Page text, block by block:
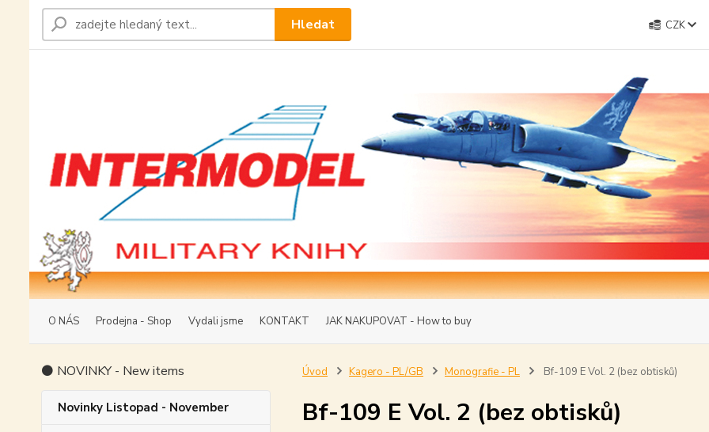
O NÁS Prodejna - Shop Vydali jsme KONTAKT JAK NAKUPOVAT - How to buy
CZK
Hledat
⚫ NOVINKY - New items
Novinky Listopad - November
Úvod Kagero - PL/GB Monografie - PL Bf-109 E Vol. 2 (bez obtisků)
Bf-109 E Vol. 2 (bez obtisků)